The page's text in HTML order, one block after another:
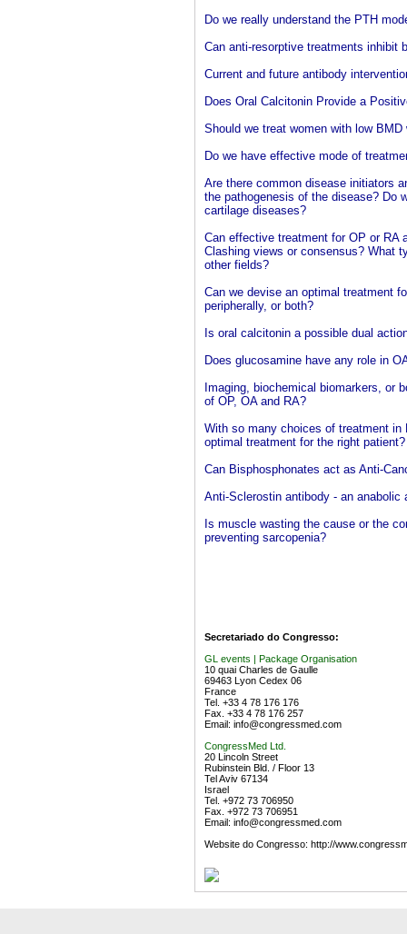
Do we really understand the PTH
Can anti-resorptive treatments inhibit
Current and future antibody
Does Oral Calcitonin Provide a
Should we treat women with low
Do we have effective mode of
Are there common disease initiators
the pathogenesis of the disease? Do
cartilage diseases?
Can effective treatment for OP or RA
Clashing views or consensus? What
other fields?
Can we devise an optimal treatment
peripherally, or both?
Is oral calcitonin a possible dual
Does glucosamine have any role in
Imaging, biochemical biomarkers, or
of OP, OA and RA?
With so many choices of treatment in
optimal treatment for the right patient?
Can Bisphosphonates act as Anti-
Anti-Sclerostin antibody - an anabolic
Is muscle wasting the cause or the
preventing sarcopenia?
Secretariado do Congresso:
GL events | Package Organisation
10 quai Charles de Gaulle
69463 Lyon Cedex 06
France
Tel. +33 4 78 176 176
Fax. +33 4 78 176 257
Email: info@congressmed.com
CongressMed Ltd.
20 Lincoln Street
Rubinstein Bld. / Floor 13
Tel Aviv 67134
Israel
Tel. +972 73 706950
Fax. +972 73 706951
Email: info@congressmed.com
Website do Congresso: http://